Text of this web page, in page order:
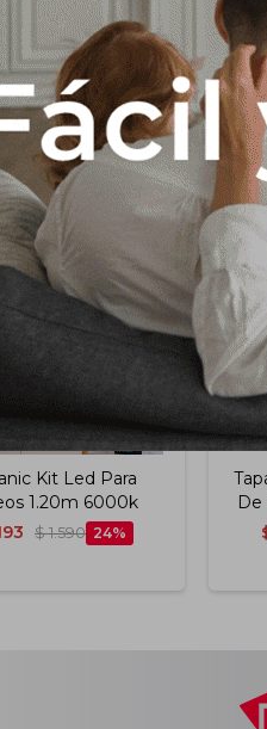
Productos
Kit Led Para
1.20m 6000k
$ 1.590 24
De